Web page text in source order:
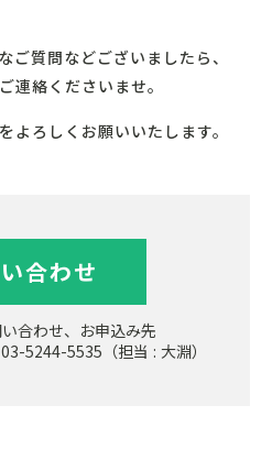
ご質問などございましたら、
連絡くださいませ。
よろしくお願いいたします。
合わせ
合わせ、お申込み先
5244-5535（担当 : 大淵）